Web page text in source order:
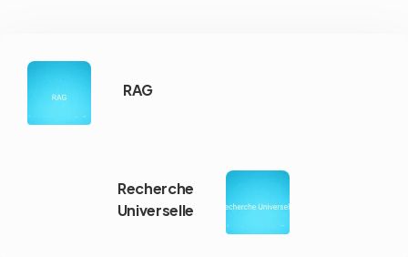
RAG
Recherche
Universelle